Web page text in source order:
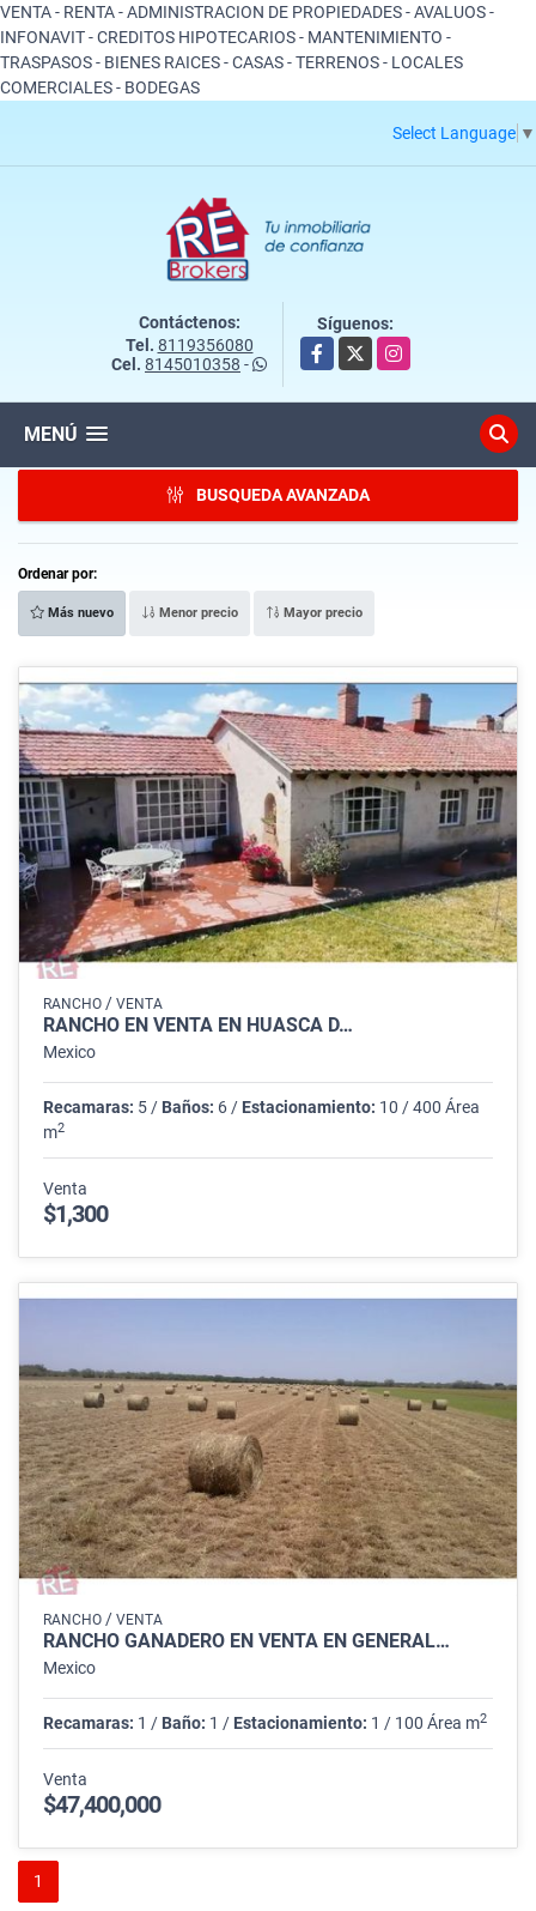
VENTA - RENTA - ADMINISTRACION DE PROPIEDADES - AVALUOS -
INFONAVIT - CREDITOS HIPOTECARIOS - MANTENIMIENTO -
TRASPASOS - BIENES RAICES - CASAS - TERRENOS - LOCALES
COMERCIALES - BODEGAS
Select Language ▼
Contáctenos:
Tel. 8119356080
Cel. 8145010358 -
Síguenos:
Facebook
X Instagram
MENÚ
BUSQUEDA AVANZADA
Ordenar por:
Más nuevo Menor precio Mayor precio
RANCHO / VENTA
RANCHO EN VENTA EN HUASCA D…
Mexico
Recamaras: 5 / Baños: 6 / Estacionamiento: 10 / 400 Área
m2
Venta
$1,300
RANCHO / VENTA
RANCHO GANADERO EN VENTA EN GENERAL…
Mexico
Recamaras: 1 / Baño: 1 / Estacionamiento: 1 / 100 Área m2
Venta
$47,400,000
1